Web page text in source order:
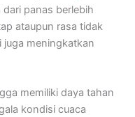
panas berlebih
ataupun rasa tidak
juga meningkatkan
memiliki daya tahan
kondisi cuaca